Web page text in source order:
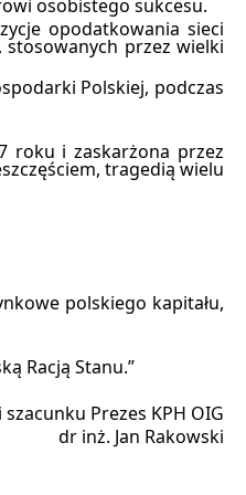
osobistego sukcesu.
opodatkowania sieci
przez wielki
Polskiej, podczas
roku i zaskarżona przez
tragedią wielu
polskiego kapitału,
Racją Stanu.”
Prezes KPH OIG
dr inż. Jan Rakowski